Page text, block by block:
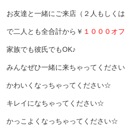
お友達と一緒にご来店（２人もしく
で二人とも全合計から￥ １０００オフ
家族でも彼氏でもOK♪
みんなぜひ一緒に来ちゃってくださ
かわいくなっちゃってください☆
キレイになちゃってください☆
かっこよくなっちゃってください☆